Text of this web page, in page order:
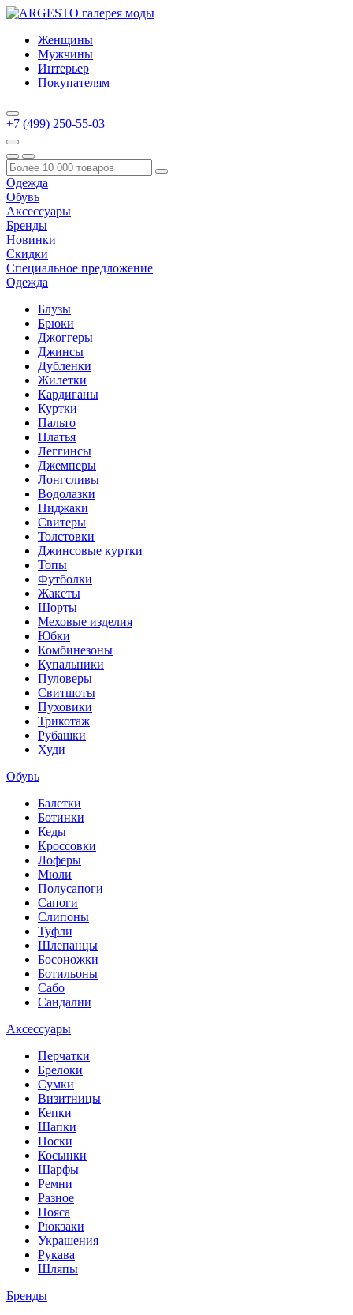
Женщины
Мужчины
Интерьер
Покупателям
+7 (499) 250-55-03
Одежда
Обувь
Аксессуары
Бренды
Новинки
Скидки
Специальное предложение
Одежда
Блузы
Брюки
Джоггеры
Джинсы
Дубленки
Жилетки
Кардиганы
Куртки
Пальто
Платья
Леггинсы
Джемперы
Лонгсливы
Водолазки
Пиджаки
Свитеры
Толстовки
Джинсовые куртки
Топы
Футболки
Жакеты
Шорты
Меховые изделия
Юбки
Комбинезоны
Купальники
Пуловеры
Свитшоты
Пуховики
Трикотаж
Рубашки
Худи
Обувь
Балетки
Ботинки
Кеды
Кроссовки
Лоферы
Мюли
Полусапоги
Сапоги
Слипоны
Туфли
Шлепанцы
Босоножки
Ботильоны
Сабо
Сандалии
Аксессуары
Перчатки
Брелоки
Сумки
Визитницы
Кепки
Шапки
Носки
Косынки
Шарфы
Ремни
Разное
Пояса
Рюкзаки
Украшения
Рукава
Шляпы
Бренды